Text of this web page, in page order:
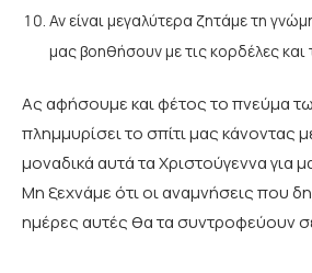
Αν είναι μεγαλύτερα ζητάμε τη
μας βοηθήσουν με τις κορδέλες και
Ας αφήσουμε και φέτος το πνεύμα
πλημμυρίσει το σπίτι μας κάνοντας
μοναδικά αυτά τα Χριστούγεννα για
Mη ξεχνάμε ότι οι αναμνήσεις που
ημέρες αυτές θα τα συντροφεύουν